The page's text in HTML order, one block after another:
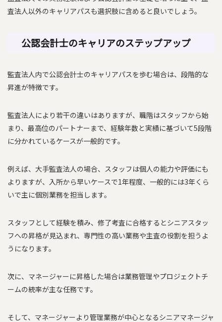
査法人以外のキャリアパスも選択肢に含めると良いでしょう。
公認会計士のキャリアのステップアップ
監査法人内で公認会計士のキャリアパスを歩む場合は、段階的な
昇進が特徴です。
監査法人により若干の違いはありますが、職階はスタッフから始
まり、最高位のパートナーまで、経験年数と実績に基づいて5段階
に分かれているケースが一般的です。
例えば、大手監査法人の場合、スタッフは個人の能力や評価にも
よりますが、入所から早いケースで1年程度、一般的には3年くら
いで主に個別業務を担当します。
スタッフとして経験を積み、修了考査に合格するとシニアスタッ
フへの昇格が見込まれ、専門性の高い業務や主査の役割を担うよ
うになります。
次に、マネージャーに昇格した場合は業務管理やプロジェクトチ
ームの統率が主な任務です。
そして、マネージャーより管理業務が中心となるシニアマネージャ